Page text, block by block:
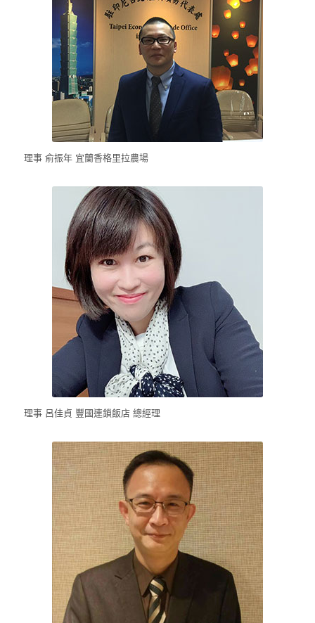
理事 俞振年 宜蘭香格里拉農場
理事 呂佳貞 豐國連鎖飯店 總經理